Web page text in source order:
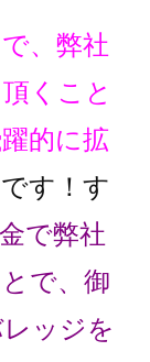
、弊社
くこと
的に拡
す！ す
で弊社
で、 御
ッジを